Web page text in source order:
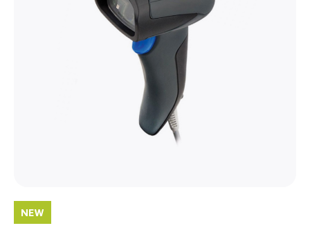
NEW